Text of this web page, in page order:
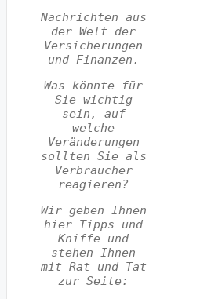
Nachrichten aus
der Welt der
Versicherungen
und Finanzen.
Was könnte für
Sie wichtig
sein, auf
welche
Veränderungen
sollten Sie als
Verbraucher
reagieren?
Wir geben Ihnen
hier Tipps und
Kniffe und
stehen Ihnen
mit Rat und Tat
zur Seite: